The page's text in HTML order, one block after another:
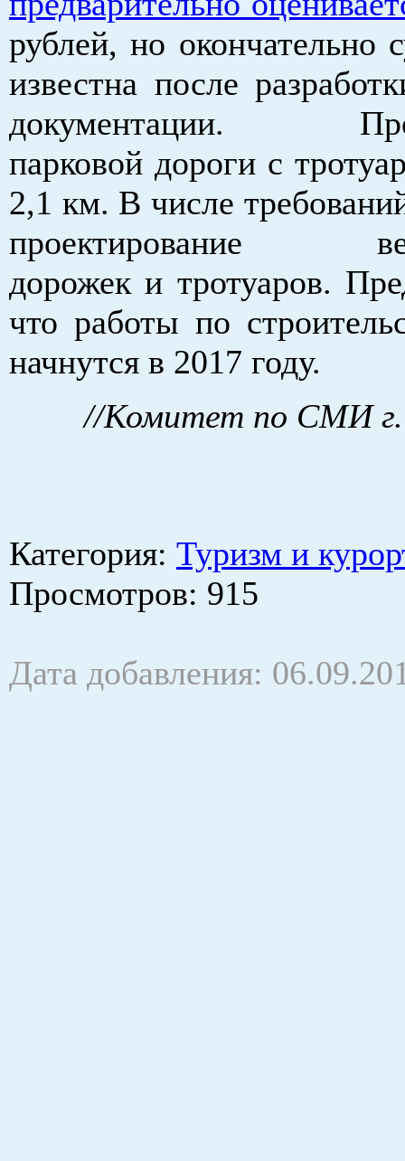
рублей, но окончательно
известна после
документации.
парковой дороги с
2,1 км. В числе
проектирование
дорожек и тротуаров.
что работы по
начнутся в 2017 году.
//Комитет по СМИ г.
Категория: Туризм и
Просмотров: 915
Дата добавления: